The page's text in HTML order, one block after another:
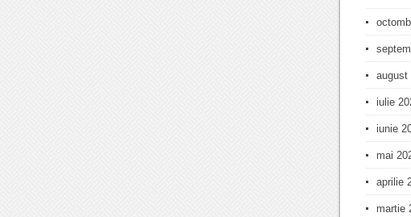
august
iulie
iunie
mai
aprilie
martie